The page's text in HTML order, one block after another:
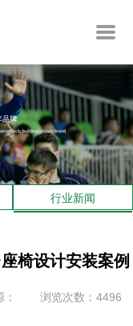
行业新闻
椅设计安装案例
浏览次数：4496